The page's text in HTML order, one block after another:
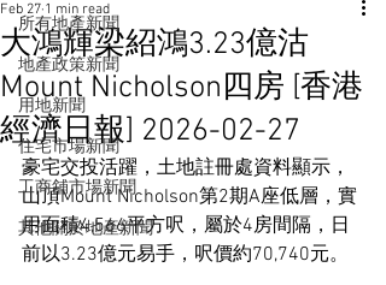
所有地產新聞
地產政策新聞
用地新聞
住宅市場新聞
工商舖市場新聞
其他關於地產新聞
大鴻輝梁紹鴻3.23億沽
Mount Nicholson四房 [香港
經濟日報] 2026-02-27
Feb 27 1 min read
豪宅交投活躍，土地註冊處資料顯示，
山頂Mount Nicholson第2期A座低層，實
用面積4,566平方呎，屬於4房間隔，日
前以3.23億元易手，呎價約70,740元。